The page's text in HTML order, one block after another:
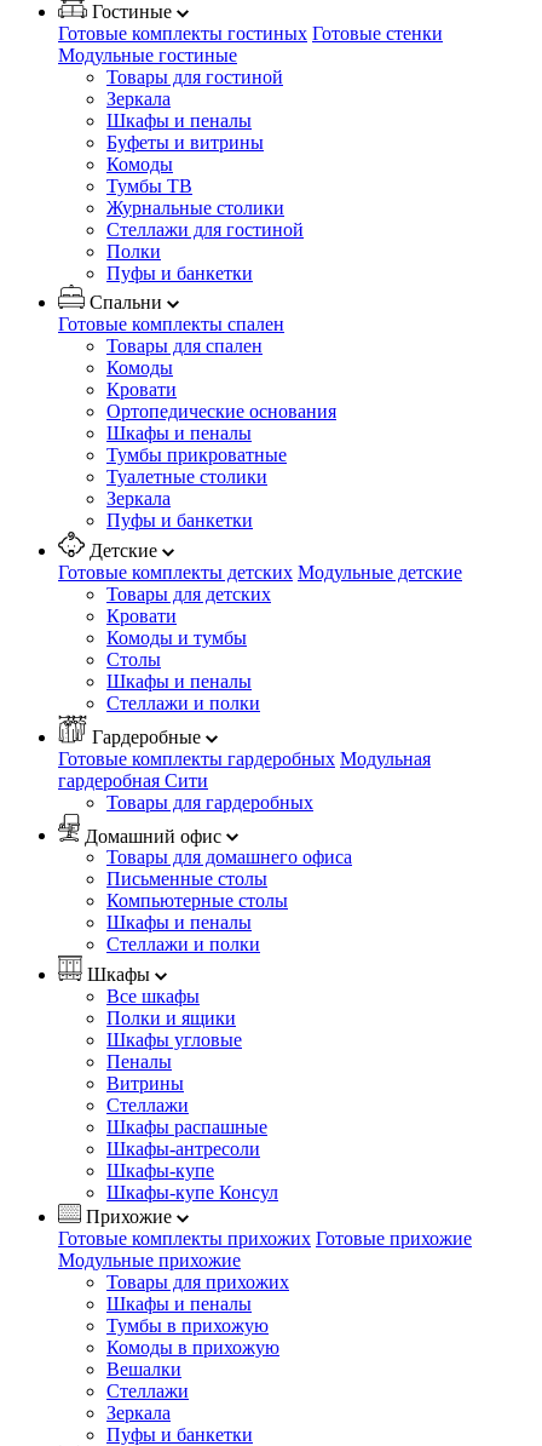
Гостиные
Готовые комплекты гостиных Готовые стенки
Модульные гостиные
Товары для гостиной
Зеркала
Шкафы и пеналы
Буфеты и витрины
Комоды
Тумбы ТВ
Журнальные столики
Стеллажи для гостиной
Полки
Пуфы и банкетки
Спальни
Готовые комплекты спален
Товары для спален
Комоды
Кровати
Ортопедические основания
Шкафы и пеналы
Тумбы прикроватные
Туалетные столики
Зеркала
Пуфы и банкетки
Детские
Готовые комплекты детских Модульные детские
Товары для детских
Кровати
Комоды и тумбы
Столы
Шкафы и пеналы
Стеллажи и полки
Гардеробные
Готовые комплекты гардеробных Модульная
гардеробная Сити
Товары для гардеробных
Домашний офис
Товары для домашнего офиса
Письменные столы
Компьютерные столы
Шкафы и пеналы
Стеллажи и полки
Шкафы
Все шкафы
Полки и ящики
Шкафы угловые
Пеналы
Витрины
Стеллажи
Шкафы распашные
Шкафы-антресоли
Шкафы-купе
Шкафы-купе Консул
Прихожие
Готовые комплекты прихожих Готовые прихожие
Модульные прихожие
Товары для прихожих
Шкафы и пеналы
Тумбы в прихожую
Комоды в прихожую
Вешалки
Стеллажи
Зеркала
Пуфы и банкетки